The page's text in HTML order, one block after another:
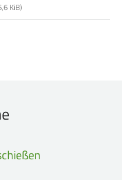
KiB)
Bezirkspokal